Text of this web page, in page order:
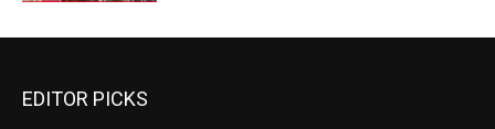
EDITOR PICKS